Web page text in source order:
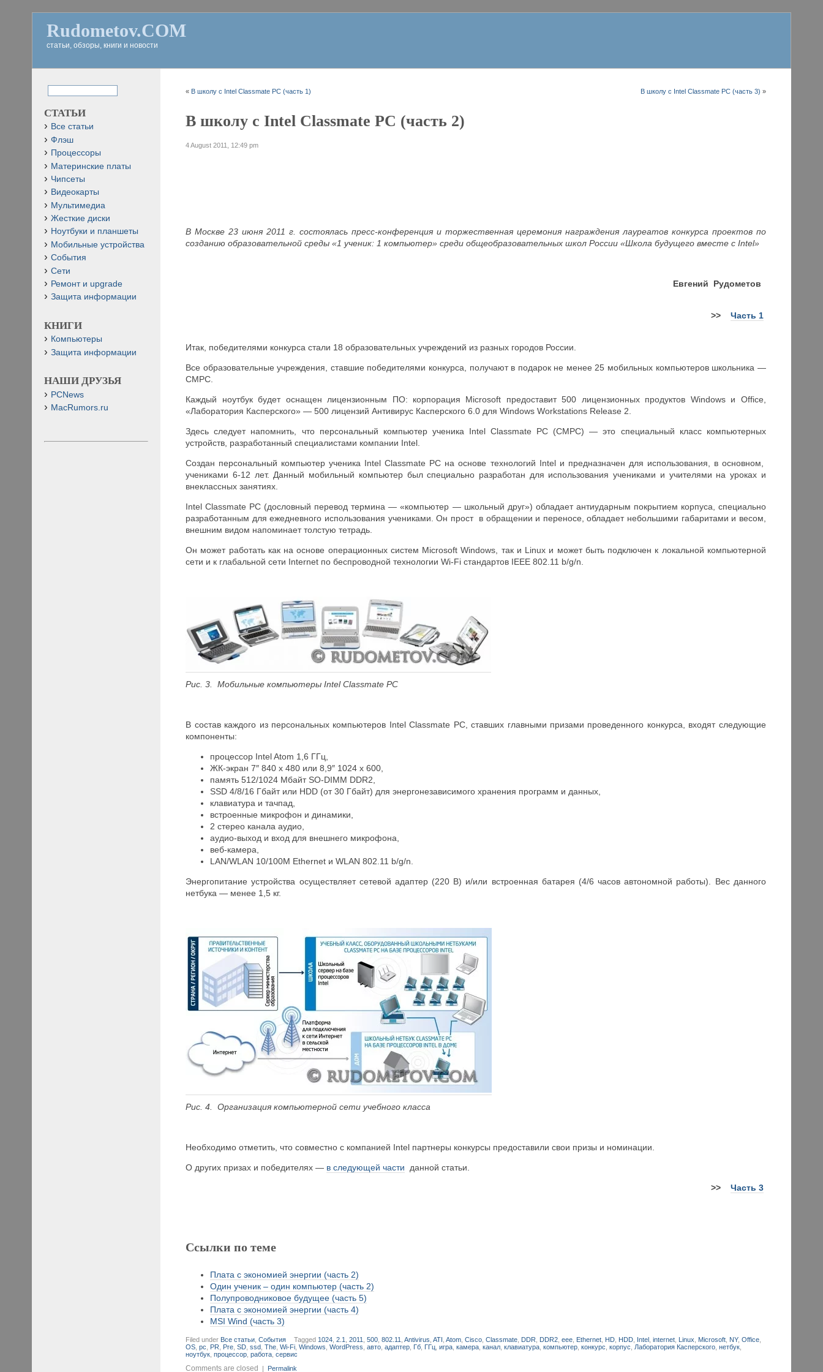
Rudometov.COM
статьи, обзоры, книги и новости
« В школу с Intel Classmate PC (часть 1) В школу с Intel Classmate PC (часть 3) »
В школу с Intel Classmate PC (часть 2)
4 August 2011, 12:49 pm
В Москве 23 июня 2011 г. состоялась пресс-конференция и торжественная церемония награждения лауреатов конкурса проектов по
созданию образовательной среды «1 ученик: 1 компьютер» среди общеобразовательных школ России «Школа будущего вместе с Intel»
Евгений Рудометов
>> Часть 1
Итак, победителями конкурса стали 18 образовательных учреждений из разных городов России.
Все образовательные учреждения, ставшие победителями конкурса, получают в подарок не менее 25 мобильных компьютеров школьника —
CMPC.
Каждый ноутбук будет оснащен лицензионным ПО: корпорация Microsoft предоставит 500 лицензионных продуктов Windows и Office,
«Лаборатория Касперского» — 500 лицензий Антивирус Касперского 6.0 для Windows Workstations Release 2.
Здесь следует напомнить, что персональный компьютер ученика Intel Classmate PC (CMPC) — это специальный класс компьютерных
устройств, разработанный специалистами компании Intel.
Создан персональный компьютер ученика Intel Classmate PC на основе технологий Intel и предназначен для использования, в основном,
учениками 6-12 лет. Данный мобильный компьютер был специально разработан для использования учениками и учителями на уроках и
внеклассных занятиях.
Intel Classmate PC (дословный перевод термина — «компьютер — школьный друг») обладает антиударным покрытием корпуса, специально
разработанным для ежедневного использования учениками. Он прост в обращении и переносе, обладает небольшими габаритами и весом,
внешним видом напоминает толстую тетрадь.
Он может работать как на основе операционных систем Microsoft Windows, так и Linux и может быть подключен к локальной компьютерной
сети и к глабальной сети Internet по беспроводной технологии Wi-Fi стандартов IEEE 802.11 b/g/n.
Рис. 3. Мобильные компьютеры Intel Classmate PC
В состав каждого из персональных компьютеров Intel Classmate PC, ставших главными призами проведенного конкурса, входят следующие
компоненты:
процессор Intel Atom 1,6 ГГц,
ЖК-экран 7″ 840 х 480 или 8,9″ 1024 x 600,
память 512/1024 Мбайт SO-DIMM DDR2,
SSD 4/8/16 Гбайт или HDD (от 30 Гбайт) для энергонезависимого хранения программ и данных,
клавиатура и тачпад,
встроенные микрофон и динамики,
2 стерео канала аудио,
аудио-выход и вход для внешнего микрофона,
веб-камера,
LAN/WLAN 10/100M Ethernet и WLAN 802.11 b/g/n.
Энергопитание устройства осуществляет сетевой адаптер (220 В) и/или встроенная батарея (4/6 часов автономной работы). Вес данного
нетбука — менее 1,5 кг.
Рис. 4. Организация компьютерной сети учебного класса
Необходимо отметить, что совместно с компанией Intel партнеры конкурсы предоставили свои призы и номинации.
О других призах и победителях — в следующей части данной статьи.
>> Часть 3
Ссылки по теме
Плата с экономией энергии (часть 2)
Один ученик – один компьютер (часть 2)
Полупроводниковое будущее (часть 5)
Плата с экономией энергии (часть 4)
MSI Wind (часть 3)
Filed under Все статьи ,События Tagged 1024 ,2.1 ,2011 ,500 ,802.11 ,Antivirus ,ATI ,Atom ,Cisco ,Classmate DDR DDR2 ,eee Ethernet HD HDD Intel ,internet Linux Microsoft NY,Office
OS ,pc PR Pre ,SD ,ssd ,The ,Wi-Fi ,Windows ,WordPress ,авто ,адаптер Гб ГГц ,игра ,камера ,канал ,клавиатура ,компьютер ,конкурс ,корпус Лаборатория Касперского ,нетбук
ноутбук ,процессор ,работа ,сервис
Comments are closed | Permalink
СТАТЬИ
Все статьи
Флэш
Процессоры
Материнские платы
Чипсеты
Видеокарты
Мультимедиа
Жесткие диски
Ноутбуки и планшеты
Мобильные устройства
События
Сети
Ремонт и upgrade
Защита информации
КНИГИ
Компьютеры
Защита информации
НАШИ ДРУЗЬЯ
PCNews
MacRumors.ru